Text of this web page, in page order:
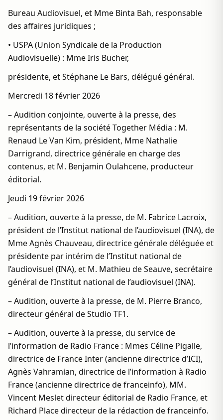
Bureau Audiovisuel, et Mme Binta Bah, responsable
des affaires juridiques ;
• USPA (Union Syndicale de la Production
Audiovisuelle) : Mme Iris Bucher,
présidente, et Stéphane Le Bars, délégué général.
Mercredi 18 février 2026
– Audition conjointe, ouverte à la presse, des
représentants de la société Together Média : M.
Renaud Le Van Kim, président, Mme Nathalie
Darrigrand, directrice générale en charge des
contenus, et M. Benjamin Oulahcene, producteur
éditorial.
Jeudi 19 février 2026
– Audition, ouverte à la presse, de M. Fabrice Lacroix,
président de l’Institut national de l’audiovisuel (INA), de
Mme Agnès Chauveau, directrice générale déléguée et
présidente par intérim de l’Institut national de
l’audiovisuel (INA), et M. Mathieu de Seauve, secrétaire
général de l’Institut national de l’audiovisuel (INA).
– Audition, ouverte à la presse, de M. Pierre Branco,
directeur général de Studio TF1.
– Audition, ouverte à la presse, du service de
l’information de Radio France : Mmes Céline Pigalle,
directrice de France Inter (ancienne directrice d’ICI),
Agnès Vahramian, directrice de l’information à Radio
France (ancienne directrice de franceinfo), MM.
Vincent Meslet directeur éditorial de Radio France, et
Richard Place directeur de la rédaction de franceinfo.